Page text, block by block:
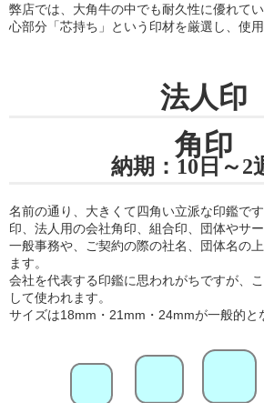
弊店では、大角牛の中でも耐久性に優れて
心部分「芯持ち」という印材を厳選し、使用
法人印
角印
納期：10日～2
名前の通り、大きくて四角い立派な印鑑で
印、法人用の会社角印、組合印、団体やサ
一般事務や、ご契約の際の社名、団体名の
ます。
会社を代表する印鑑に思われがちですが、
して使われます。
サイズは18mm・21mm・24mmが一般的と